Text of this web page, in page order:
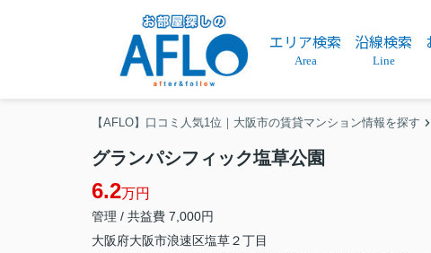
エリア検索
Area
沿線検索
Line
【AFLO】口コミ人気1位｜大阪市の賃貸マンション情報を探す
グランパシフィック塩草公園
6.2万円
管理 / 共益費 7,000円
大阪府大阪市浪速区塩草２丁目